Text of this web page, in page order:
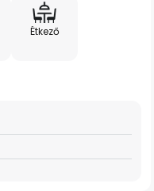
Étkező